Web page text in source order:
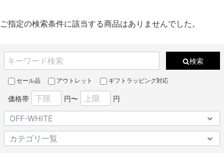
ご指定の検索条件に該当する商品はありませんでした。
検索
セール品 アウトレット ギフトラッピング対応
価格帯 円〜 円